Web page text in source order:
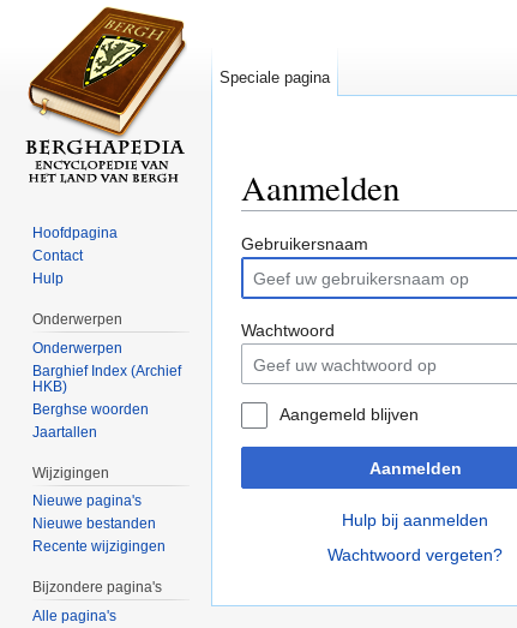
Aanmelden
Gebruikersnaam
Wachtwoord
Aangemeld blijven
Aanmelden
Hulp bij aanmelden
Wachtwoord vergeten?
Speciale pagina
Hoofdpagina
Contact
Hulp
Onderwerpen
Onderwerpen
Barghief Index (Archief
HKB)
Berghse woorden
Jaartallen
Wijzigingen
Nieuwe pagina's
Nieuwe bestanden
Recente wijzigingen
Bijzondere pagina's
Alle pagina's